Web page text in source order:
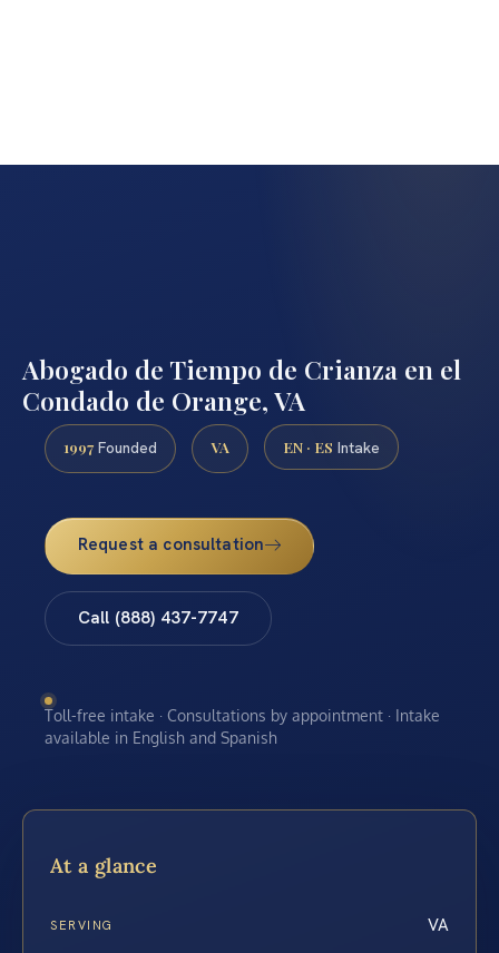
Abogado de Tiempo de Crianza en el
Condado de Orange, VA
1997 Founded VA EN · ES Intake
Request a consultation
Call (888) 437-7747
Toll-free intake · Consultations by appointment · Intake
available in English and Spanish
At a glance
SERVING VA